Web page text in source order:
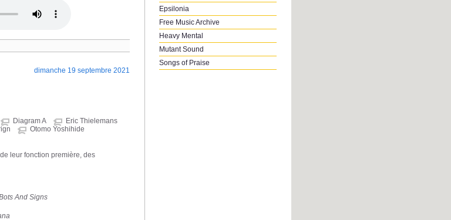
dimanche 19 septembre 2021
Diagram A
Eric Thielemans
Otomo Yoshihide
leur fonction première, des
And Signs
Epsilonia
Free Music Archive
Heavy Mental
Mutant Sound
Songs of Praise